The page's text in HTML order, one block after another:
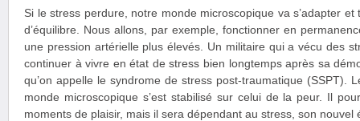
Si le stress perdure, notre monde microscopique va s’adapter
d’équilibre. Nous allons, par exemple, fonctionner en
une pression artérielle plus élevés. Un militaire qui a vécu des
continuer à vivre en état de stress bien longtemps après sa
qu’on appelle le syndrome de stress post-traumatique (SSPT).
monde microscopique s’est stabilisé sur celui de la peur. Il
moments de plaisir, mais il sera dépendant au stress, son nouvel